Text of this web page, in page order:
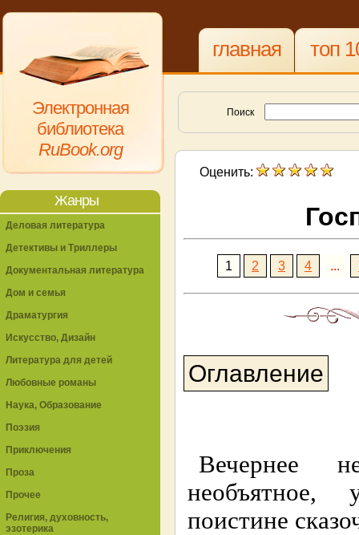
Электронная
библиотека
RuBook.org
главная топ
Поиск
Оценить:
1 2 3 4 ...
Оглавление
Вечернее
необъятное,
поистине
Жанры
Деловая литература
Детективы и Триллеры
Документальная литература
Дом и семья
Драматургия
Искусство, Дизайн
Литература для детей
Любовные романы
Наука, Образование
Поэзия
Приключения
Проза
Прочее
Религия, духовность,
эзотерика